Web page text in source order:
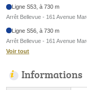
Ligne S53, à 730 m
Arrêt Bellevue - 161 Avenue
Ligne S56, à 730 m
Arrêt Bellevue - 161 Avenue
Voir tout
Informations